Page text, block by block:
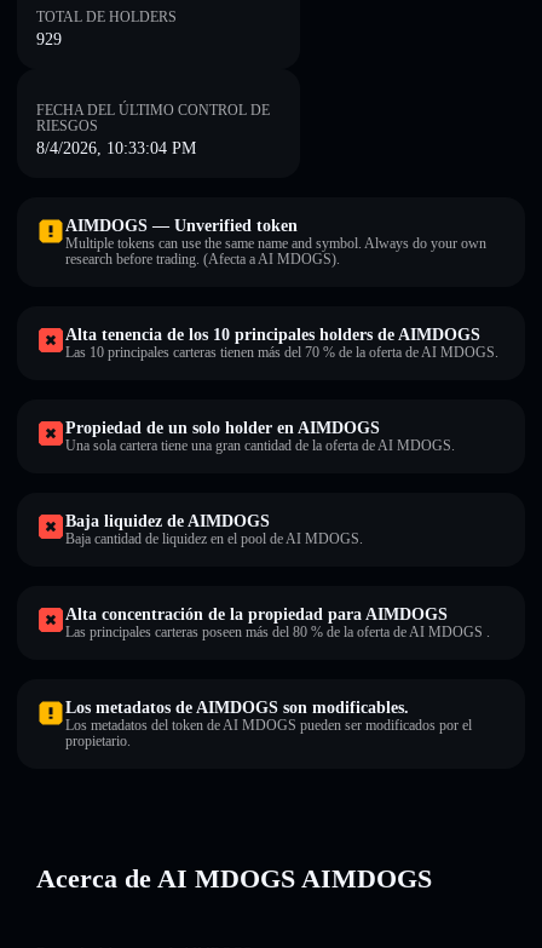
TOTAL DE HOLDERS
929
FECHA DEL ÚLTIMO CONTROL DE
RIESGOS
8/4/2026, 10:33:04 PM
AIMDOGS — Unverified token
Multiple tokens can use the same name and symbol. Always do your own
research before trading. (Afecta a AI MDOGS).
Alta tenencia de los 10 principales holders de AIMDOGS
Las 10 principales carteras tienen más del 70 % de la oferta de AI MDOGS.
Propiedad de un solo holder en AIMDOGS
Una sola cartera tiene una gran cantidad de la oferta de AI MDOGS.
Baja liquidez de AIMDOGS
Baja cantidad de liquidez en el pool de AI MDOGS.
Alta concentración de la propiedad para AIMDOGS
Las principales carteras poseen más del 80 % de la oferta de AI MDOGS .
Los metadatos de AIMDOGS son modificables.
Los metadatos del token de AI MDOGS pueden ser modificados por el
propietario.
Acerca de AI MDOGS AIMDOGS